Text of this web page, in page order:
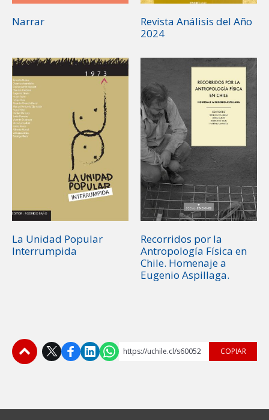
Narrar
Revista Análisis del Año
2024
La Unidad Popular
Interrumpida
Recorridos por la
Antropología Física en
Chile. Homenaje a
Eugenio Aspillaga.
https://uchile.cl/s60052 COPIAR